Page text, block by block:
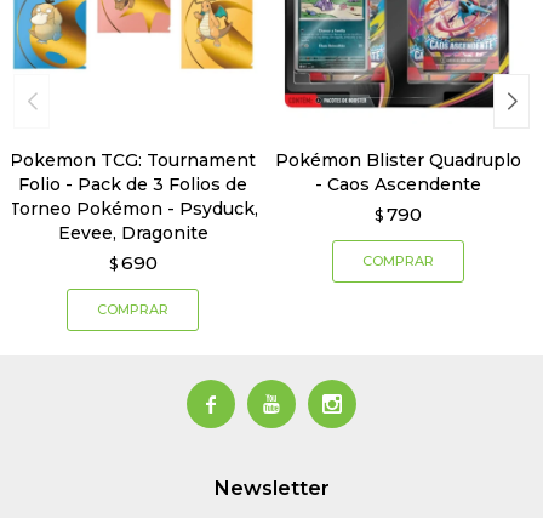
Pokemon TCG: Tournament
Folio - Pack de 3 Folios de
Torneo Pokémon - Psyduck,
Eevee, Dragonite
$ 690
Pokémon Blister Quadruplo
- Caos Ascendente
$ 790
  
Newsletter